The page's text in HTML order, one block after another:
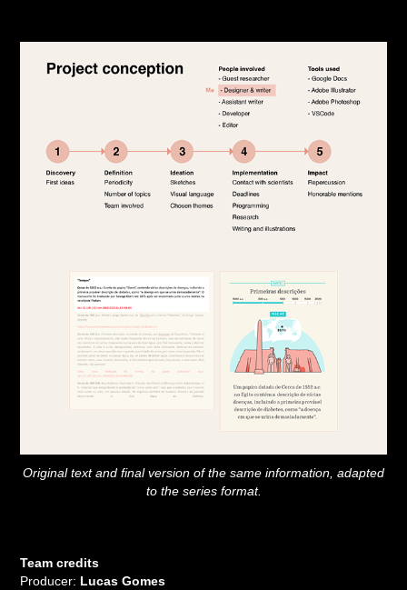
Original text and final version of the same information, adapted
to the series format.
Team credits
Producer: Lucas Gomes